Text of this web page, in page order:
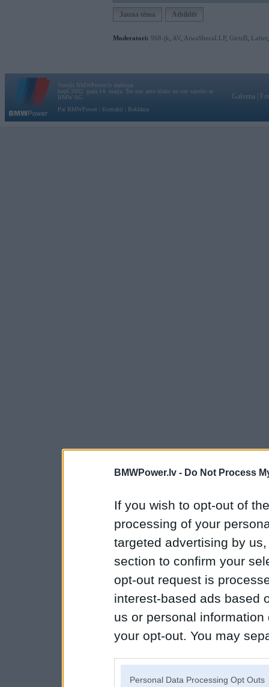
BMWPower.lv - Do Not Process
If you wish to opt-out of
processing of your
targeted advertising by
section to confirm your
opt-out request is
interest-based ads based
us or personal
your opt-out. You may
Personal Data Processing Opt Outs
Jauna tēma Atbildēt
Moderatori: 968-jk AV AiwaShuraLLP, GirtzB Lafter
Vortāls BMWPower.lv darbojas
kopš 2002. gada 14. maija. Tas nav auto klubs un nav saistīts ar
BMW AG.
Par BMWPower
Kontakti Reklāma
Galvena